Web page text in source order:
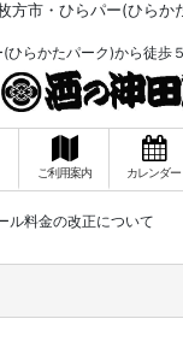
方市・ひらパー(ひら
ひらかたパーク)から徒歩
ご利用案内 カレンダー
ル料金の改正について